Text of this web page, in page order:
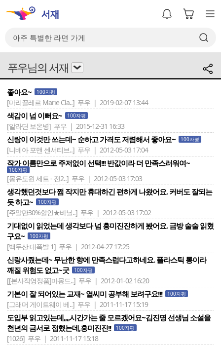
푸우님의 서재
좋아요~ 100자평
[마리끌레르 Marie Cla..] 푸우 | 2019-02-07 13:44
색감이 넘 이뻐요~ 100자평
[알라딘 보온병] 푸우 | 2015-12-31 16:33
신랑이 이것만 쓰는데~ 순하고 가격도 저렴해서 좋아요~ 100자평
[니베아 포맨 센서티브..] 푸우 | 2012-05-03 17:04
작가 이름만으로 주저없이 선택!!! 반값이라 더 만족스러워여~
100자평
[몽유도원 세트 - 전2..] 푸우 | 2012-05-03 17:03
생각했던것보다 쩜 작지만 휴대하긴 편하게 나왔어요. 커버도 잘되는
듯 하고~
100자평
[주말만30%할인★바닐..] 푸우 | 2012-05-03 17:02
기대없이 읽었는데 생각보다 넘 흥미진진하게 봤어요. 금방 술술 읽혔
구요~
100자평
[백두산 대폭발 1] 푸우 | 2012-04-27 17:25
신랑사줬는데~ 무난한 향에 만족스럽다고하네요. 플라스틱 통이라
깨질 위험도 없고~굿
100자평
[[본사직영정품]마몽드..] 푸우 | 2012-01-02 16:20
기본이 잘 되어있는 교재~ 열씨미 공부해 보려구요!!! 100자평
[그래머 게이트웨이 베..] 푸우 | 2011-11-17 15:19
도입부 읽고있는데,,,,시간가는 줄 모르겠어요~김진명 선생님 소설을
천년의 금서로 접했는데,흥미진진!!
100자평
[1026] 푸우 | 2011-11-17 15:18